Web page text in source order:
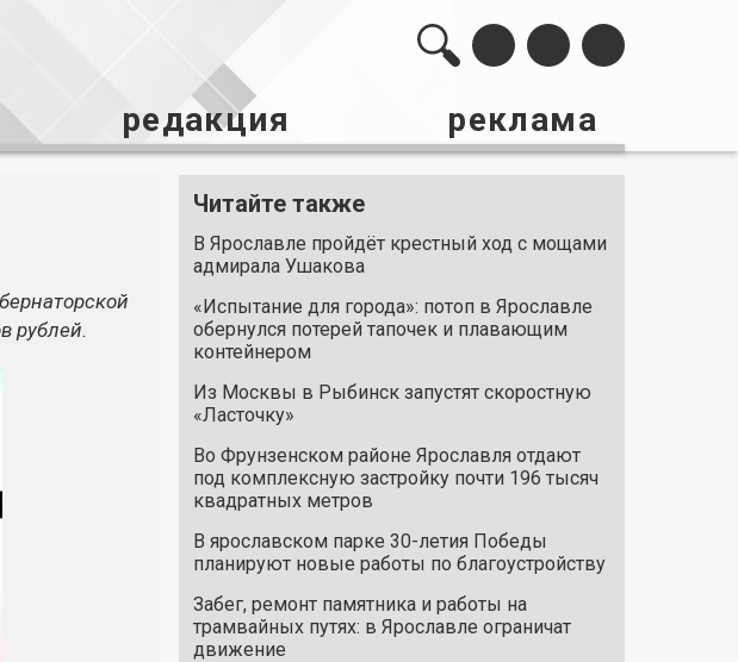
редакция реклама
рублей.
Читайте также
В Ярославле пройдёт крестный ход с мощами
адмирала Ушакова
«Испытание для города»: потоп в Ярославле
обернулся потерей тапочек и плавающим
контейнером
Из Москвы в Рыбинск запустят скоростную
«Ласточку»
Во Фрунзенском районе Ярославля отдают
под комплексную застройку почти 196 тысяч
квадратных метров
В ярославском парке 30-летия Победы
планируют новые работы по благоустройству
Забег, ремонт памятника и работы на
трамвайных путях: в Ярославле ограничат
движение